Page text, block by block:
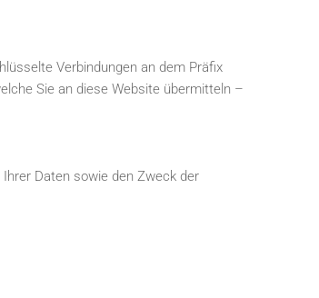
Verbindungen an dem Präfix
Sie an diese Website übermitteln –
Daten sowie den Zweck der